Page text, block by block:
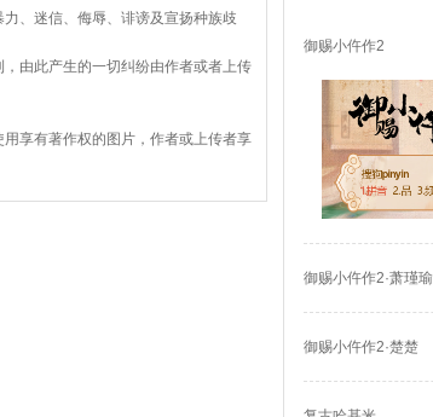
、迷信、侮辱、诽谤及宣扬种族歧
由此产生的一切纠纷由作者或者上传
享有著作权的图片，作者或上传者享
御赐小仵作2
御赐小仵作2·萧瑾瑜
御赐小仵作2·楚楚